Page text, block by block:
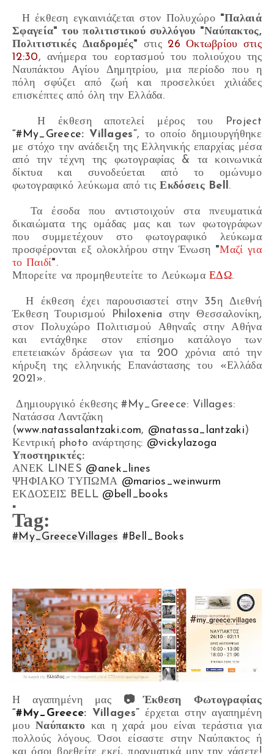
Η έκθεση εγκαινιάζεται στον Πολυχώρο "Παλαιά
Σφαγεία" του πολιτιστικού συλλόγου "Ναύπακτος,
Πολιτιστικές Διαδρομές" στις 26 Οκτωβρίου στις
12:30, ανήμερα του εορτασμού του πολιούχου της
Ναυπάκτου Αγίου Δημητρίου, μια περίοδο που η
πόλη σφύζει από ζωή και προσελκύει χιλιάδες
επισκέπτες από όλη την Ελλάδα.
Η έκθεση αποτελεί μέρος του Project
“#My_Greece: Villages”, το οποίο δημιουργήθηκε
με στόχο την ανάδειξη της Ελληνικής επαρχίας μέσα
από την τέχνη της φωτογραφίας & τα κοινωνικά
δίκτυα και συνοδεύεται από το ομώνυμο
φωτογραφικό λεύκωμα από τιςΕκδόσεις Bell.
Τα έσοδα που αντιστοιχούν στα πνευματικά
δικαιώματα της ομάδας μας και των φωτογράφων
που συμμετέχουν στο φωτογραφικό λεύκωμα
προσφέρονται εξ ολοκλήρου στην Ένωση "Μαζί για
το Παιδί".
Μπορείτε να προμηθευτείτε το ΛεύκωμαΕΔΩ.
Η έκθεση έχει παρουσιαστεί στην 35η Διεθνή
Έκθεση Τουρισμού Philoxenia στην Θεσσαλονίκη,
στον Πολυχώρο Πολιτισμού Αθηναΐς στην Αθήνα
και εντάχθηκε στον επίσημο κατάλογο των
επετειακών δράσεων για τα 200 χρόνια από την
κήρυξη της ελληνικής Επανάστασης του «Ελλάδα
2021».
Δημιουργικό έκθεσης#My_Greece: Villages:
Νατάσσα Λαντζάκη
(www.natassalantzaki.com, @natassa_lantzaki)
Κεντρική photo ανάρτησης: @vickylazoga
Υποστηρικτές:
ΑΝΕΚ LINES @anek_lines
ΨΗΦΙΑΚΟ ΤΥΠΩΜΑ @marios_weinwurm
ΕΚΔΟΣΕΙΣ BELL @bell_books
▪️
Tag:
#My_GreeceVillages #Bell_Books
Η αγαπημένη μας 📷Έκθεση Φωτογραφίας
“#My_Greece: Villages” έρχεται στην αγαπημένη
μουΝαύπακτο και η χαρά μου είναι τεράστια για
πολλούς λόγους. Όσοι είσαστε στην Ναύπακτος ή